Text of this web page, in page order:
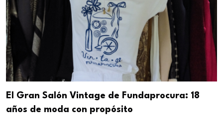
El Gran Salón Vintage de Fundaprocura: 18
años de moda con propósito